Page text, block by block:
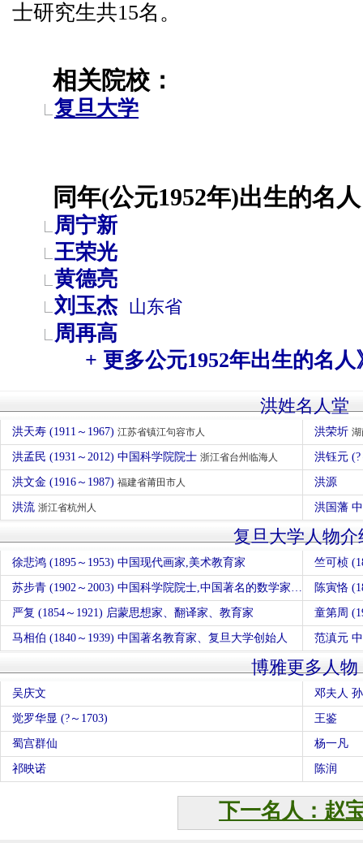
士研究生共15名。
相关院校：
复旦大学
同年(公元1952年)出生的名
周宁新
王荣光
黄德亮
刘玉杰 山东省
周再高
+ 更多公元1952年出生的名人
洪姓名人堂
洪天寿 (1911～1967) 江苏省镇江句容市人 洪荣圻
洪孟民 (1931～2012) 中国科学院院士 浙江省台州临海人 洪钰元
洪文金 (1916～1987) 福建省莆田市人 洪源
洪流 浙江省杭州人 洪国藩
复旦大学人物介
徐悲鸿 (1895～1953) 中国现代画家,美术教育家 竺可桢
苏步青 (1902～2003) 中国科学院院士,中国著名的数学家、教育家，中国微分几何学派创始人 陈寅恪
严复 (1854～1921) 启蒙思想家、翻译家、教育家 童第周
马相伯 (1840～1939) 中国著名教育家、复旦大学创始人 范滇元
博雅更多人物
吴庆文 邓夫人
觉罗华显 (?～1703) 王鉴
蜀宫群仙 杨一凡
祁映诺 陈润
下一名人：赵